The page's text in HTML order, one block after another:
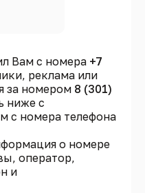
Вам с номера +7
реклама или
за номером 8 (301)
ниже с
с номера телефона
о номере
оператор,
и